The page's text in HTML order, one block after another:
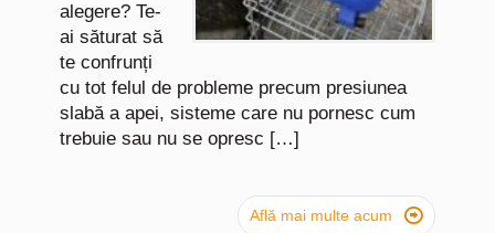
alegere? Te-
ai săturat să
te confrunți
cu tot felul de probleme precum presiunea
slabă a apei, sisteme care nu pornesc cum
trebuie sau nu se opresc […]
Află mai multe acum 